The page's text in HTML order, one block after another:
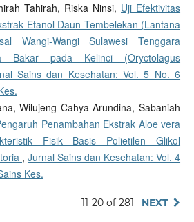
Tahirah, Riska Ninsi, Uji Efektivitas
Etanol Daun Tembelekan (Lantana
Wangi-Wangi Sulawesi Tenggara
Bakar pada Kelinci (Oryctolagus
Sains dan Kesehatan: Vol. 5 No. 6
Wilujeng Cahya Arundina, Sabaniah
Penambahan Ekstrak Aloe vera
Fisik Basis Polietilen Glikol
, Jurnal Sains dan Kesehatan: Vol. 4
Kes.
11-20 of 281 NEXT